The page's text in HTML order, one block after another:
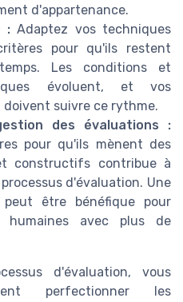
d'appartenance.
: Adaptez vos techniques
pour qu'ils restent
Les conditions et
évoluent, et vos
suivre ce rythme.
des évaluations :
pour qu'ils mènent des
constructifs contribue à
d'évaluation. Une
être bénéfique pour
humaines avec plus de
d'évaluation, vous
perfectionner les